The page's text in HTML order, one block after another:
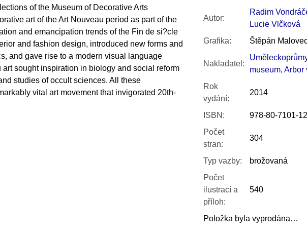
of the Museum of Decorative Arts
art of the Art Nouveau period as part of the
and emancipation trends of the Fin de si?cle
and fashion design, introduced new forms and
and gave rise to a modern visual language
art sought inspiration in biology and social reform
studies of occult sciences. All these
vital art movement that invigorated 20th-
Autor:
Radim
Lucie Vlčková
Grafika: Štěpán
Nakladatel :
museum, Arbor
Rok
vydání:
2014
ISBN :
978-80-7101-
Počet
stran:
304
Typ vazby:
brožovaná
Počet
ilustrací a
příloh:
540
Položka byla vyprodána…